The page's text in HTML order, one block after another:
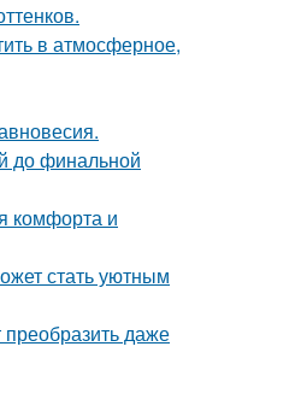
в атмосферное,
до финальной
комфорта и
стать уютным
даже